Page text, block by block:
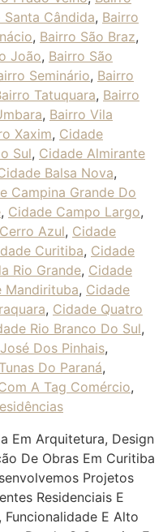
Santa Cândida, Bairro
, Bairro São Braz,
João, Bairro São
Seminário, Bairro
Tatuquara, Bairro
, Bairro Vila
Xaxim, Cidade
Sul, Cidade Almirante
Balsa Nova,
Campina Grande Do
, Cidade Campo Largo,
Azul, Cidade
Curitiba, Cidade
Rio Grande, Cidade
Mandirituba, Cidade
, Cidade Quatro
Rio Branco Do Sul,
Dos Pinhais,
Do Paraná,
A Tag Comércio,
Em Arquitetura, Design
De Obras Em Curitiba
Projetos
Residenciais E
E Alto